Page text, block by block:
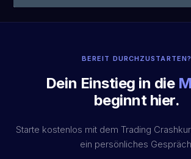
BEREIT DURCHZUSTARTEN?
Dein Einstieg in die
beginnt hier.
Starte kostenlos mit dem Trading
ein persönliches